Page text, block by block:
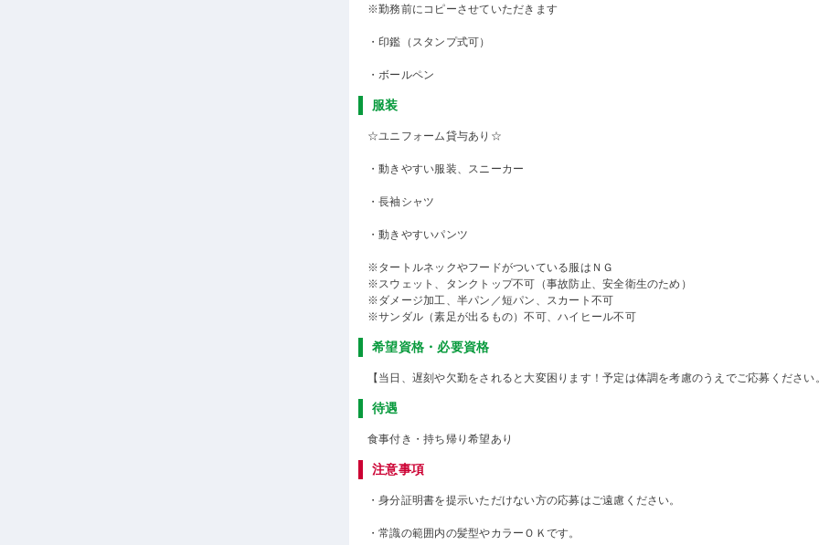
※勤務前にコピーさせていただきます
・印鑑（スタンプ式可）
・ボールペン
服装
☆ユニフォーム貸与あり☆
・動きやすい服装、スニーカー
・長袖シャツ
・動きやすいパンツ
※タートルネックやフードがついている服はＮＧ
※スウェット、タンクトップ不可（事故防止、安全衛生のため）
※ダメージ加工、半パン／短パン、スカート不可
※サンダル（素足が出るもの）不可、ハイヒール不可
希望資格・必要資格
【当日、遅刻や欠勤をされると大変困ります！予定は体調を考慮のうえでご応募ください
待遇
食事付き・持ち帰り希望あり
注意事項
・身分証明書を提示いただけない方の応募はご遠慮ください。
・常識の範囲内の髪型やカラーＯＫです。